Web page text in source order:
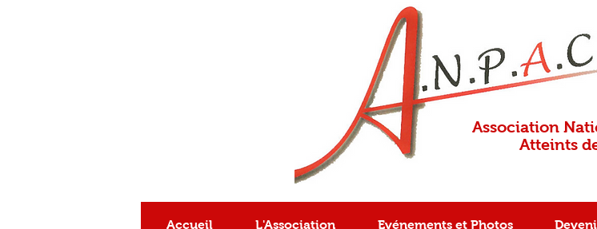
Association
Atteints
Accueil L'Association Evénements et Photos